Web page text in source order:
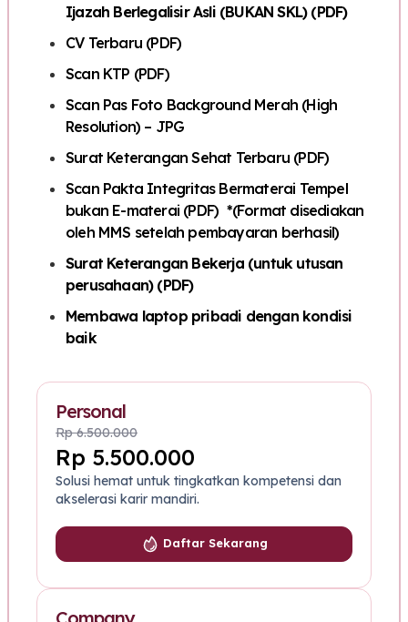
Ijazah Berlegalisir Asli (BUKAN SKL) (PDF)
CV Terbaru (PDF)
Scan KTP (PDF)
Scan Pas Foto Background Merah (High
Resolution) – JPG
Surat Keterangan Sehat Terbaru (PDF)
Scan Pakta Integritas Bermaterai Tempel
bukan E-materai (PDF) *(Format disediakan
oleh MMS setelah pembayaran berhasil)
Surat Keterangan Bekerja (untuk utusan
perusahaan) (PDF)
Membawa laptop pribadi dengan kondisi
baik
Personal
Rp 6.500.000
Rp 5.500.000
Solusi hemat untuk tingkatkan kompetensi dan
akselerasi karir mandiri.
Daftar Sekarang